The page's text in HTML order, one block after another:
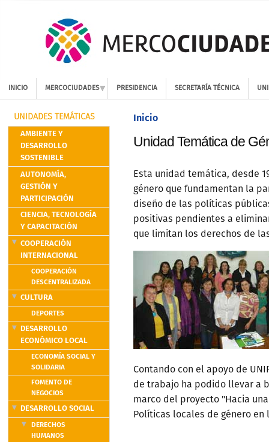
INICIO MERCOCIUDADES PRESIDENCIA SECRETARÍA TÉCNICA
UNIDADES TEMÁTICAS
AMBIENTE Y
DESARROLLO
SOSTENIBLE
AUTONOMÍA,
GESTIÓN Y
PARTICIPACIÓN
CIENCIA, TECNOLOGÍA
Y CAPACITACIÓN
COOPERACIÓN
INTERNACIONAL
COOPERACIÓN
DESCENTRALIZADA
CULTURA
DEPORTES
DESARROLLO
ECONÓMICO LOCAL
ECONOMÍA SOCIAL Y
SOLIDARIA
FOMENTO DE
NEGOCIOS
DESARROLLO SOCIAL
DERECHOS
HUMANOS
Inicio
Unidad Temática de
Esta unidad temática, desde
género que fundamentan la
diseño de las políticas
positivas pendientes a
que limitan los derechos de
Contando con el apoyo de
de trabajo ha podido llevar a
marco del proyecto "Hacia
Políticas locales de género en